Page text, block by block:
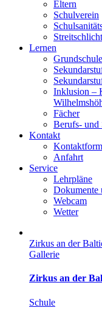
Eltern
Schulverein
Lernen
Grundschule
Inklusion –
Fächer
Berufs- und
Kontakt
Anfahrt
Service
Lehrpläne
Dokumente
Webcam
Wetter
Zirkus an der
Gallerie
Zirkus an der
Schule